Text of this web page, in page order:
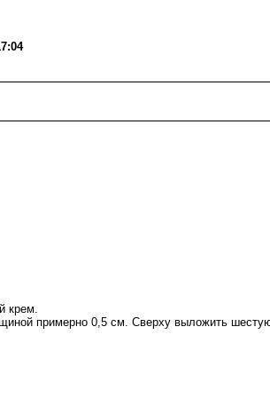
крем.
примерно 0,5 см. Сверху выложить